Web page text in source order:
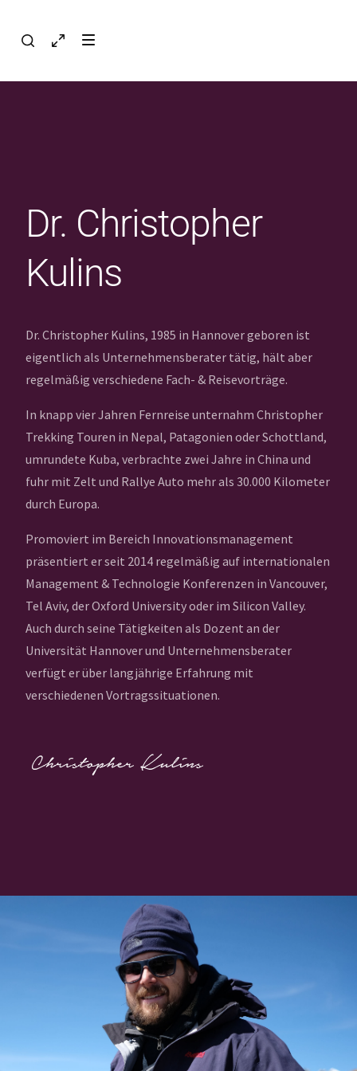
Dr. Christopher
Kulins
Dr. Christopher Kulins, 1985 in Hannover geboren ist
eigentlich als Unternehmensberater tätig, hält aber
regelmäßig verschiedene Fach- & Reisevorträge.
In knapp vier Jahren Fernreise unternahm Christopher
Trekking Touren in Nepal, Patagonien oder Schottland,
umrundete Kuba, verbrachte zwei Jahre in China und
fuhr mit Zelt und Rallye Auto mehr als 30.000 Kilometer
durch Europa.
Promoviert im Bereich Innovationsmanagement
präsentiert er seit 2014 regelmäßig auf internationalen
Management & Technologie Konferenzen in Vancouver,
Tel Aviv, der Oxford University oder im Silicon Valley.
Auch durch seine Tätigkeiten als Dozent an der
Universität Hannover und Unternehmensberater
verfügt er über langjährige Erfahrung mit
verschiedenen Vortragssituationen.